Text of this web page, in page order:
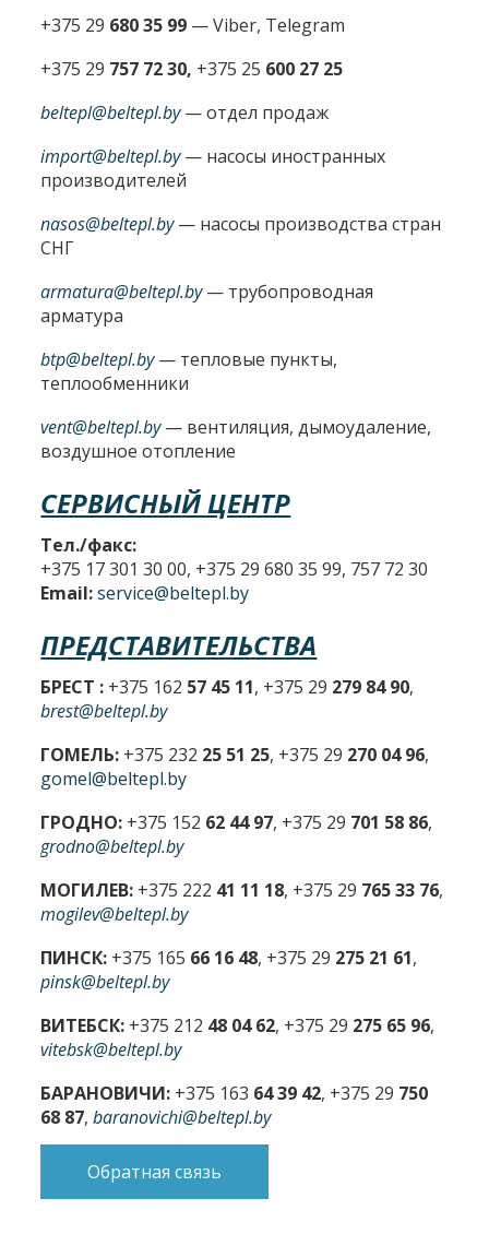
+375 29 680 35 99 — Viber, Telegram
+375 29 757 72 30, +375 25 600 27 25
beltepl@beltepl.by— отдел продаж
import@beltepl.by— насосы иностранных
производителей
nasos@beltepl.by— насосы производства стран
СНГ
armatura@beltepl.by— трубопроводная
арматура
btp@beltepl.by— тепловые пункты,
теплообменники
vent@beltepl.by— вентиляция, дымоудаление,
воздушное отопление
СЕРВИСНЫЙ ЦЕНТР
Тел./факс:
+375 17 301 30 00, +375 29 680 35 99, 757 72 30
Email: service@beltepl.by
ПРЕДСТАВИТЕЛЬСТВА
БРЕСТ : +375 162 57 45 11, +375 29 279 84 90,
brest@beltepl.by
ГОМЕЛЬ: +375 232 25 51 25, +375 29 270 04 96,
gomel@beltepl.by
ГРОДНО: +375 152 62 44 97, +375 29 701 58 86,
grodno@beltepl.by
МОГИЛЕВ: +375 222 41 11 18, +375 29 765 33 76,
mogilev@beltepl.by
ПИНСК: +375 165 66 16 48, +375 29 275 21 61,
pinsk@beltepl.by
ВИТЕБСК: +375 212 48 04 62, +375 29 275 65 96,
vitebsk@beltepl.by
БАРАНОВИЧИ: +375 163 64 39 42, +375 29 750
68 87,baranovichi@beltepl.by
Обратная связь